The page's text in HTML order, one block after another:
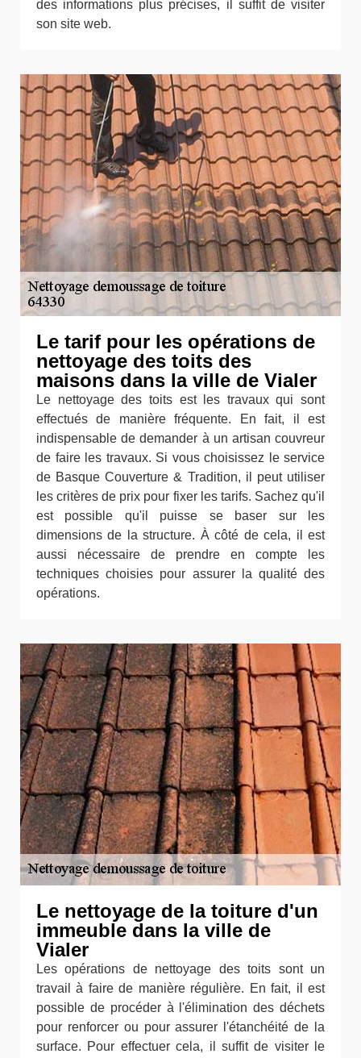
des informations plus précises, il suffit de visiter
son site web.
Le tarif pour les opérations de
nettoyage des toits des
maisons dans la ville de Vialer
Le nettoyage des toits est les travaux qui sont
effectués de manière fréquente. En fait, il est
indispensable de demander à un artisan couvreur
de faire les travaux. Si vous choisissez le service
de Basque Couverture & Tradition, il peut utiliser
les critères de prix pour fixer les tarifs. Sachez qu'il
est possible qu'il puisse se baser sur les
dimensions de la structure. À côté de cela, il est
aussi nécessaire de prendre en compte les
techniques choisies pour assurer la qualité des
opérations.
Le nettoyage de la toiture d'un
immeuble dans la ville de
Vialer
Les opérations de nettoyage des toits sont un
travail à faire de manière régulière. En fait, il est
possible de procéder à l'élimination des déchets
pour renforcer ou pour assurer l'étanchéité de la
surface. Pour effectuer cela, il suffit de visiter le